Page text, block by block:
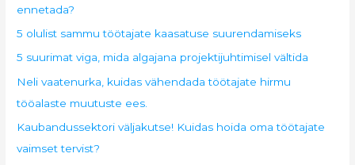
ennetada?
5 olulist sammu töötajate kaasatuse suurendamiseks
5 suurimat viga, mida algajana projektijuhtimisel vältida
Neli vaatenurka, kuidas vähendada töötajate hirmu
tööalaste muutuste ees.
Kaubandussektori väljakutse! Kuidas hoida oma töötajate
vaimset tervist?